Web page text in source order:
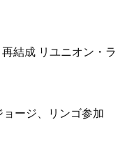
結成 リユニオン・ラ
ージ、リンゴ参加